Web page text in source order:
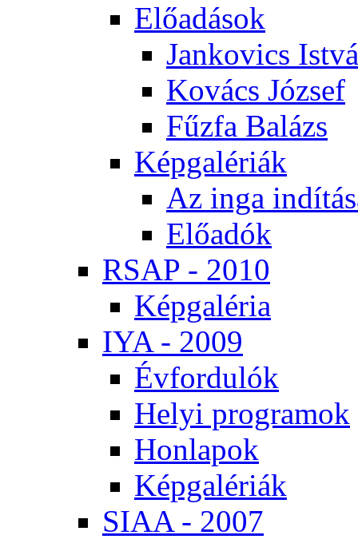
Elő­adá­sok
Jan­ko­vics
Ko­vács Jó­zsef
Fűz­fa Ba­lázs
Kép­ga­lé­ri­ák
Az in­ga
Elő­adók
RSAP - 2010
Kép­ga­lé­ria
IYA - 2009
Év­for­du­lók
He­lyi prog­ra­mok
Hon­la­pok
Kép­ga­lé­ri­ák
SI­AA - 2007